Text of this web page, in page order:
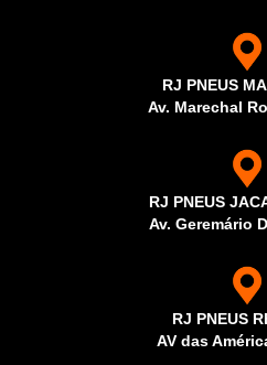
RJ PNEUS
Av. Marechal
RJ PNEUS
Av. Geremário
RJ PNEUS
AV das